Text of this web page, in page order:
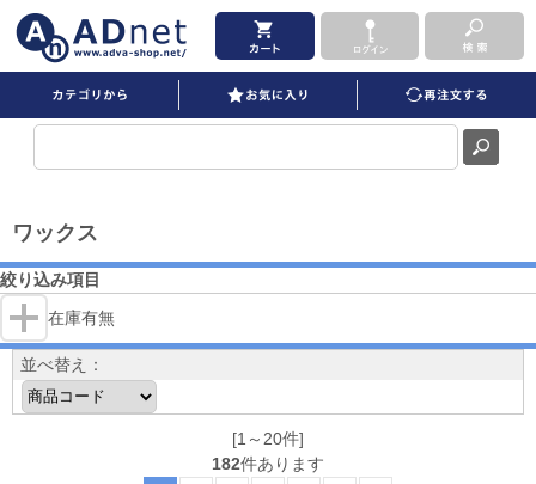
ワックス
絞り込み項目
在庫有無
並べ替え：
[1～20件]
182件あります